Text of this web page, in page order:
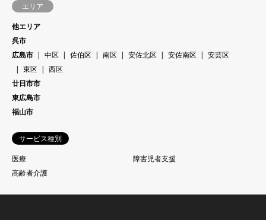
エリア
他エリア
呉市
広島市
中区 佐伯区 南区 安佐北区 安佐南区
安芸区
東区
西区
廿日市市
東広島市
福山市
サービス種別
医療
障害児者支援
高齢者介護